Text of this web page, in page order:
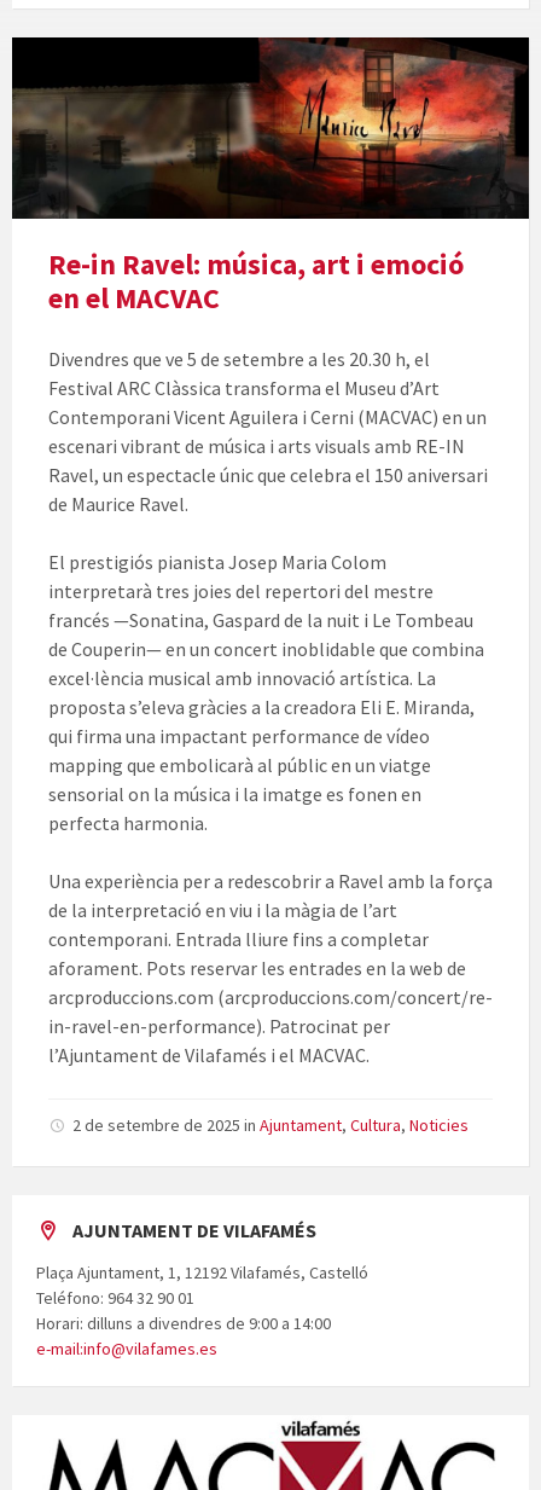
Re-in Ravel: música, art i emoció
en el MACVAC
Divendres que ve 5 de setembre a les 20.30 h, el
Festival ARC Clàssica transforma el Museu d’Art
Contemporani Vicent Aguilera i Cerni (MACVAC) en un
escenari vibrant de música i arts visuals amb RE-IN
Ravel, un espectacle únic que celebra el 150 aniversari
de Maurice Ravel.
El prestigiós pianista Josep Maria Colom
interpretarà tres joies del repertori del mestre
francés —Sonatina, Gaspard de la nuit i Le Tombeau
de Couperin— en un concert inoblidable que combina
excel·lència musical amb innovació artística. La
proposta s’eleva gràcies a la creadora Eli E. Miranda,
qui firma una impactant performance de vídeo
mapping que embolicarà al públic en un viatge
sensorial on la música i la imatge es fonen en
perfecta harmonia.
Una experiència per a redescobrir a Ravel amb la força
de la interpretació en viu i la màgia de l’art
contemporani. Entrada lliure fins a completar
aforament. Pots reservar les entrades en la web de
arcproduccions.com (arcproduccions.com/concert/re-
in-ravel-en-performance). Patrocinat per
l’Ajuntament de Vilafamés i el MACVAC.
2 de setembre de 2025 in Ajuntament, Cultura, Noticies
AJUNTAMENT DE VILAFAMÉS
Plaça Ajuntament, 1, 12192 Vilafamés, Castelló
Teléfono: 964 32 90 01
Horari: dilluns a divendres de 9:00 a 14:00
e-mail:info@vilafames.es